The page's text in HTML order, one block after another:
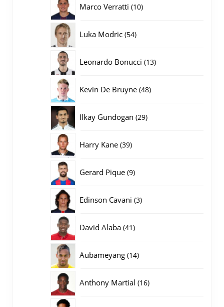
Marco Verratti 1010
Luka Modric 5454
Leonardo Bonucci 1313
Kevin De Bruyne 4848
Ilkay Gundogan 2929
Harry Kane 3939
Gerard Pique 99
Edinson Cavani 33
David Alaba 4141
Aubameyang 1414
Anthony Martial 1616